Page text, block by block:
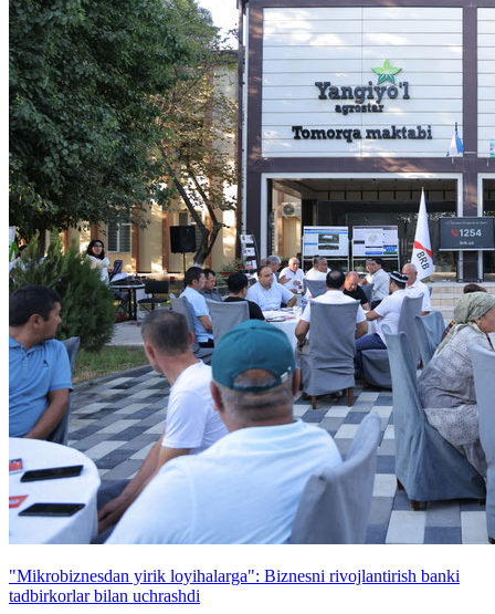
"Mikrobiznesdan yirik loyihalarga": Biznesni rivojlantirish banki
tadbirkorlar bilan uchrashdi